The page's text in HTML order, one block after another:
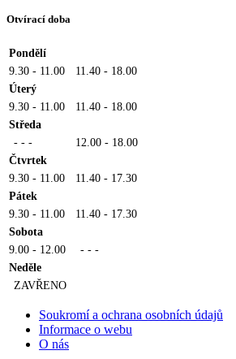
Otvírací doba
Pondělí
9.30 - 11.00
11.40 - 18.00
Úterý
9.30 - 11.00
11.40 - 18.00
Středa
- - -
12.00 - 18.00
Čtvrtek
9.30 - 11.00
11.40 - 17.30
Pátek
9.30 - 11.00
11.40 - 17.30
Sobota
9.00 - 12.00
- - -
Neděle
ZAVŘENO
Soukromí a ochrana osobních údajů
Informace o webu
O nás